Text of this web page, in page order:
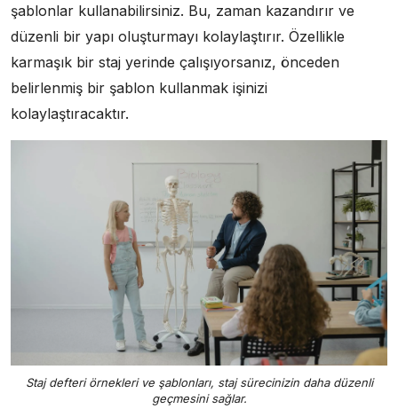
şablonlar kullanabilirsiniz. Bu, zaman kazandırır ve
düzenli bir yapı oluşturmayı kolaylaştırır. Özellikle
karmaşık bir staj yerinde çalışıyorsanız, önceden
belirlenmiş bir şablon kullanmak işinizi
kolaylaştıracaktır.
Staj defteri örnekleri ve şablonları, staj sürecinizin daha düzenli
geçmesini sağlar.